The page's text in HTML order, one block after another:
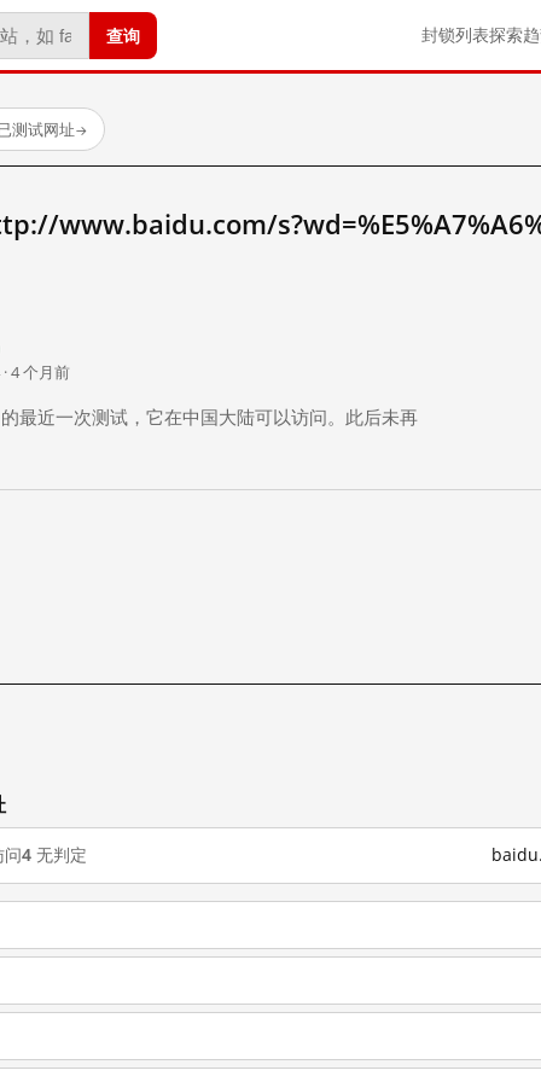
查询 封锁列表探索
测试网址→
www.baidu.com/
4 个月前
最近一次测试，它在中国大陆可以访问。此后未再
问4 无判定